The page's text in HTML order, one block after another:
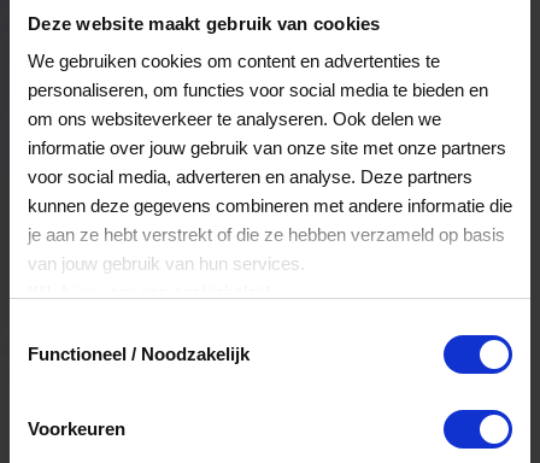
Deze website maakt gebruik van cookies
We gebruiken cookies om content en advertenties te
personaliseren, om functies voor social media te bieden en
om ons websiteverkeer te analyseren. Ook delen we
informatie over jouw gebruik van onze site met onze partners
voor social media, adverteren en analyse. Deze partners
kunnen deze gegevens combineren met andere informatie die
je aan ze hebt verstrekt of die ze hebben verzameld op basis
van jouw gebruik van hun services.
Functioneel / Noodzakelijk
Voorkeuren
Nog veel meer...
Maak account aan